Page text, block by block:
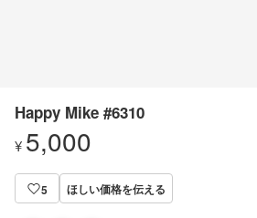
Happy Mike #6310
¥ 5,000
5 ほしい価格を伝える